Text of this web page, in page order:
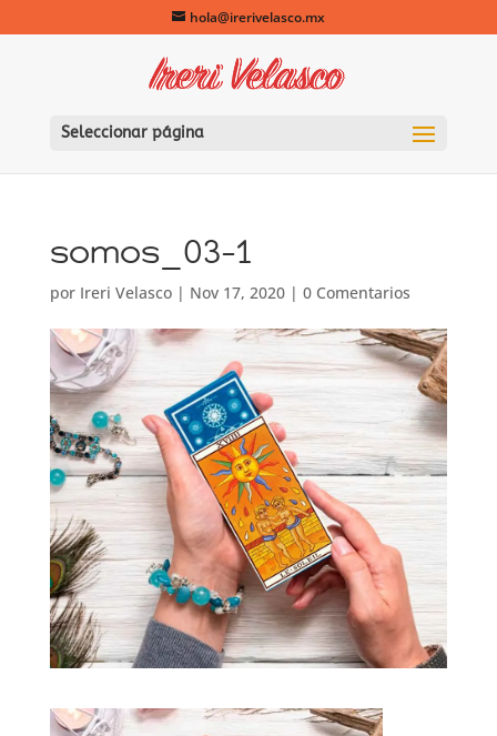
hola@irerivelasco.mx
Seleccionar página
somos_03-1
por Ireri Velasco| Nov 17, 2020| 0 Comentarios